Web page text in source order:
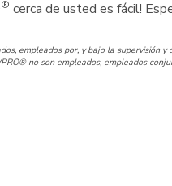
® cerca de usted es fácil!
empleados por, y bajo la supervisión
no son empleados, empleados